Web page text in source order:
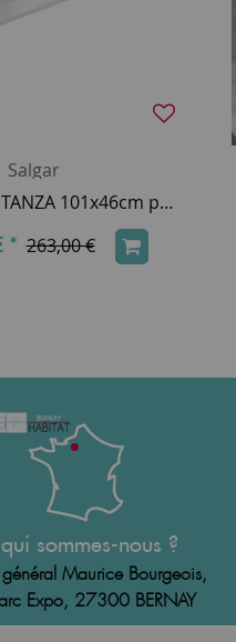
Salgar
Vasque CONSTANZA 101x46cm percée 1 trou Porcelaine blanche - SALGAR Réf. 26779
* 263,00 €
sommes-nous ?
Maurice Bourgeois,
Expo, 27300 BERNAY